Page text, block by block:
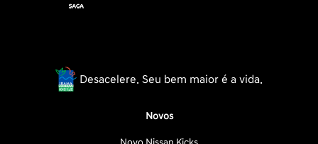
Desacelere. Seu bem maior é a vida.
Novos